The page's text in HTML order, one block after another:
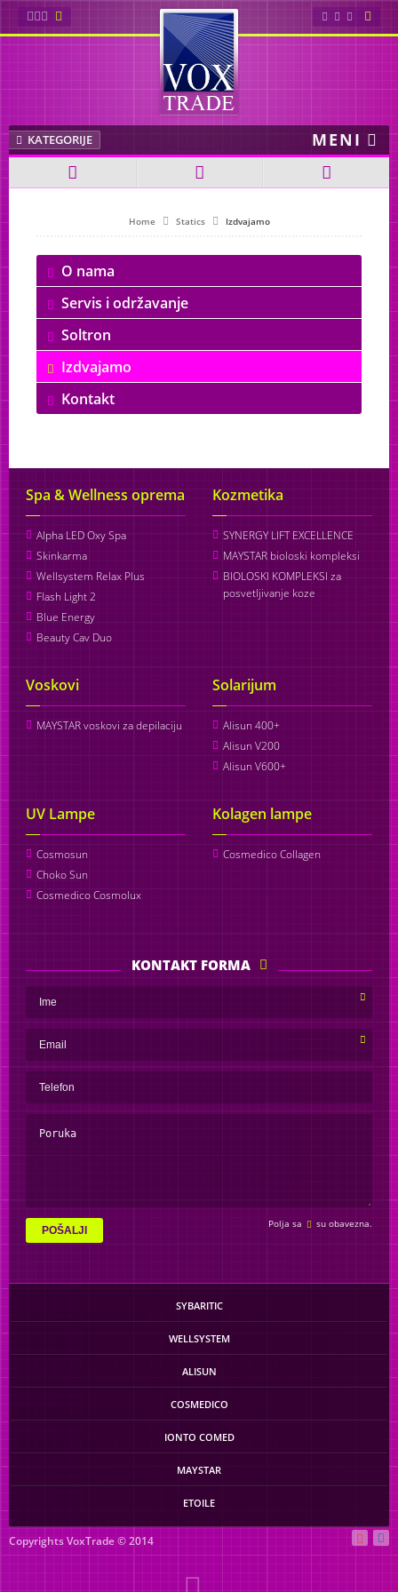
Soltron
AliSun
Ionto Comed
Maystar
Etoile
MENI
KATEGORIJE
Home Statics Izdvajamo
O nama
Servis i održavanje
Soltron
Izdvajamo
Kontakt
Spa & Wellness oprema
Alpha LED Oxy Spa
Skinkarma
Wellsystem Relax Plus
Flash Light 2
Blue Energy
Beauty Cav Duo
Kozmetika
SYNERGY LIFT EXCELLENCE
MAYSTAR bioloski kompleksi
BIOLOSKI KOMPLEKSI za
posvetljivanje koze
Voskovi
MAYSTAR voskovi za depilaciju
Solarijum
Alisun 400+
Alisun V200
Alisun V600+
UV Lampe
Cosmosun
Choko Sun
Cosmedico Cosmolux
Kolagen lampe
Cosmedico Collagen
KONTAKT FORMA
Polja sa su obavezna.
POŠALJI
SYBARITIC
WELLSYSTEM
ALISUN
COSMEDICO
IONTO COMED
MAYSTAR
ETOILE
Copyrights VoxTrade © 2014